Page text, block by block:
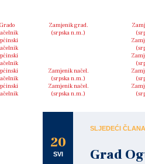
Grado
Zamjenik grad.
(srpska n.m.)
Zamjenik načel.
(srpska n.m.)
Zamjenik načel.
(srpska n.m.)
20
SVI
SLJEDEĆI
Grad